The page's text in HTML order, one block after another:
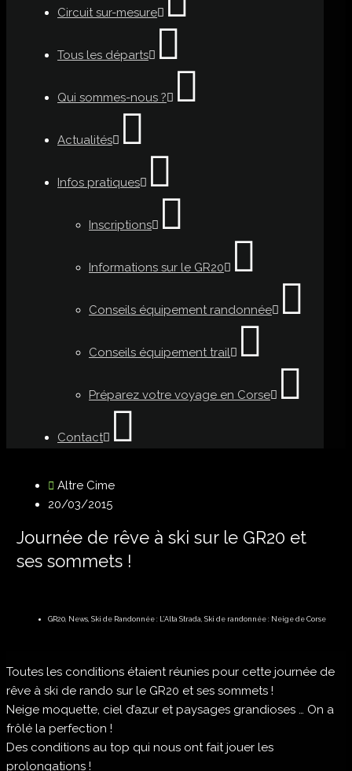
Circuit sur-mesure
Tous les départs
Qui sommes-nous ?
Actualités
Infos pratiques
Inscriptions
Informations sur le GR20
Conseils équipement randonnée
Conseils équipement trail
Préparez votre voyage en Corse
Contact
Altre Cime
20/03/2015
Journée de rêve à ski sur le GR20 et
ses sommets !
GR20, News, Ski de Randonnée : L’Alta Strada Ski de randonnée : Neige de Corse
Toutes les conditions étaient réunies pour cette journée de
rêve à ski de rando sur le GR20 et ses sommets !
Neige moquette, ciel d’azur et paysages grandioses … On a
frôlé la perfection !
Des conditions au top qui nous ont fait jouer les
prolongations !